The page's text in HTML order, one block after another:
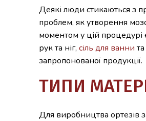
Деякі люди стикаються з
проблем, як утворення
моментом у цій процедурі
рук та ніг, сіль для ванни
запропонованої продукції.
ТИПИ
Для виробництва ортезів